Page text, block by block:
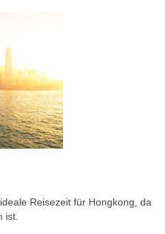
Reisezeit für Hongkong, da
ist.